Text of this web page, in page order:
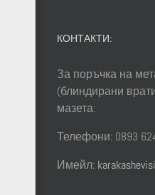
КОНТАКТИ:
За поръчка на
(блиндирани
мазета:
Телефони: 0893
Имейл: